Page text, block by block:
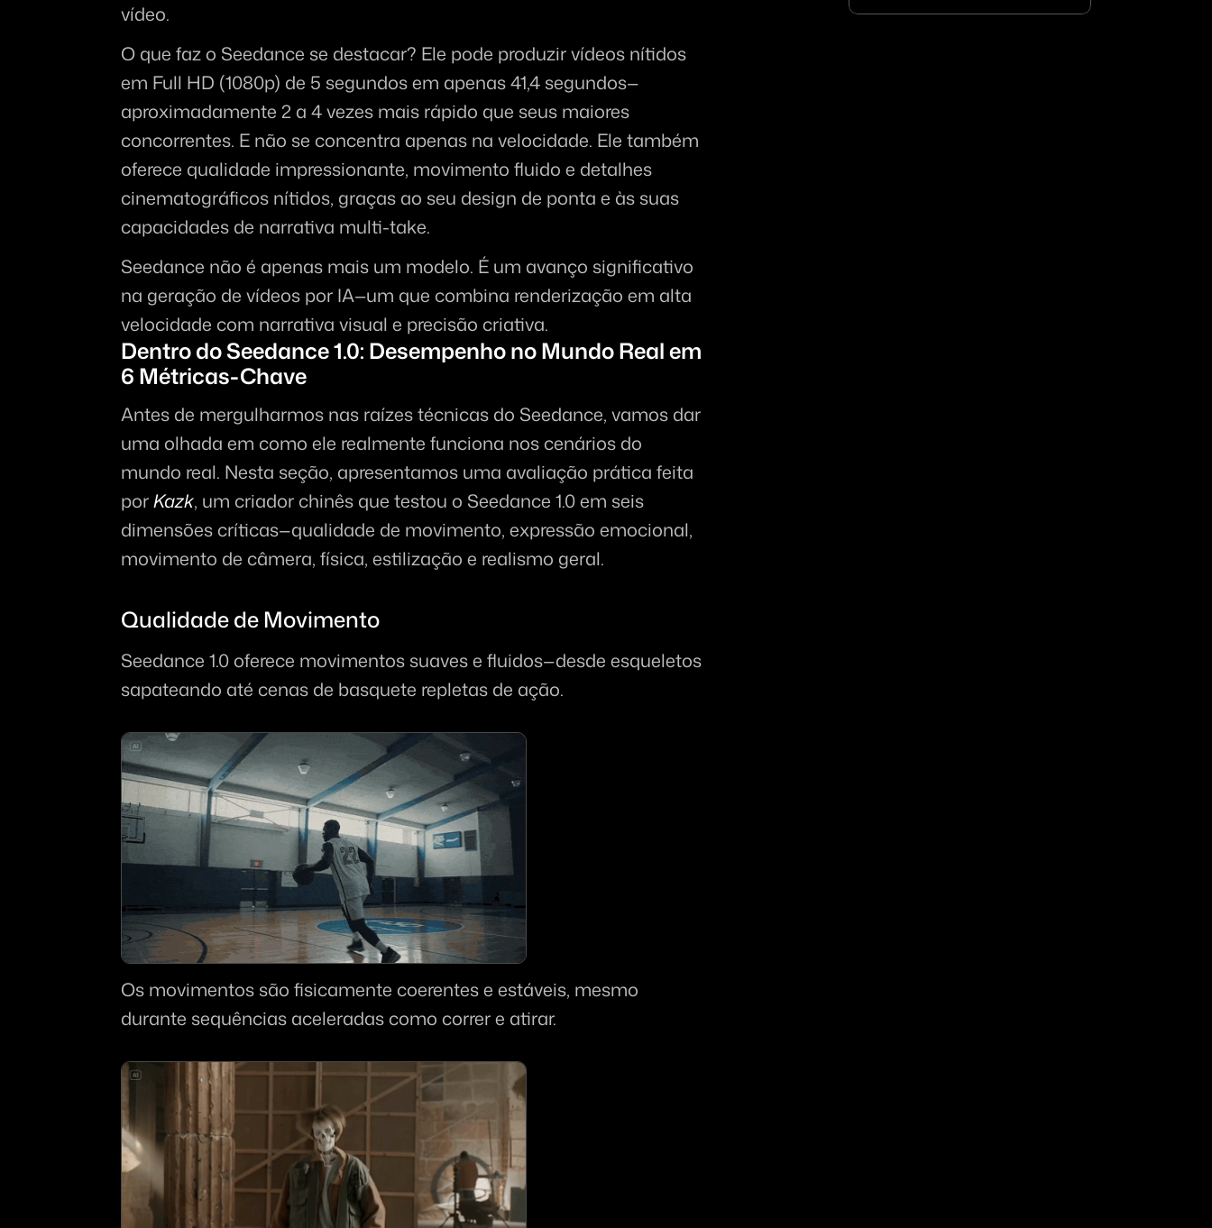
vídeo.
O que faz o Seedance se destacar? Ele pode produzir vídeos nítidos
em Full HD (1080p) de 5 segundos em apenas 41,4 segundos—
aproximadamente 2 a 4 vezes mais rápido que seus maiores
concorrentes. E não se concentra apenas na velocidade. Ele também
oferece qualidade impressionante, movimento fluido e detalhes
cinematográficos nítidos, graças ao seu design de ponta e às suas
capacidades de narrativa multi-take.
Seedance não é apenas mais um modelo. É um avanço significativo
na geração de vídeos por IA—um que combina renderização em alta
velocidade com narrativa visual e precisão criativa.
Dentro do Seedance 1.0: Desempenho no Mundo Real em
6 Métricas-Chave
Antes de mergulharmos nas raízes técnicas do Seedance, vamos dar
uma olhada em como ele realmente funciona nos cenários do
mundo real. Nesta seção, apresentamos uma avaliação prática feita
por Kazk, um criador chinês que testou o Seedance 1.0 em seis
dimensões críticas—qualidade de movimento, expressão emocional,
movimento de câmera, física, estilização e realismo geral.
Qualidade de Movimento
Seedance 1.0 oferece movimentos suaves e fluidos—desde esqueletos
sapateando até cenas de basquete repletas de ação.
Os movimentos são fisicamente coerentes e estáveis, mesmo
durante sequências aceleradas como correr e atirar.